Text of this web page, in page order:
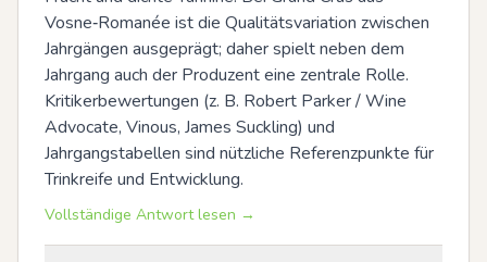
Vosne‑Romanée ist die Qualitätsvariation zwischen
Jahrgängen ausgeprägt; daher spielt neben dem
Jahrgang auch der Produzent eine zentrale Rolle.
Kritikerbewertungen (z. B. Robert Parker / Wine
Advocate, Vinous, James Suckling) und
Jahrgangstabellen sind nützliche Referenzpunkte für
Trinkreife und Entwicklung.
Vollständige Antwort lesen →